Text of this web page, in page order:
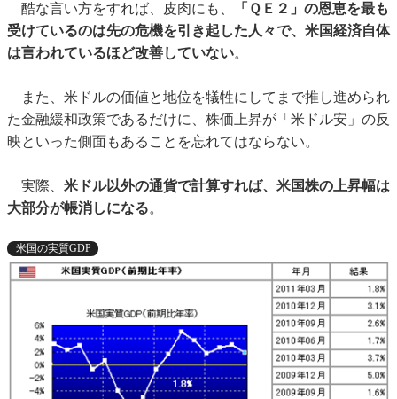
酷な言い方をすれば、皮肉にも、
「ＱＥ２」の恩恵を最も
受けているのは先の危機を引き起した人々で、米国経済自体
は言われているほど改善していない。
また、米ドルの価値と地位を犠牲にしてまで推し進められ
た金融緩和政策であるだけに、株価上昇が「米ドル安」の反
映といった側面もあることを忘れてはならない。
実際、 米ドル以外の通貨で計算すれば、米国株の上昇幅は
大部分が帳消しになる。
米国の実質GDP